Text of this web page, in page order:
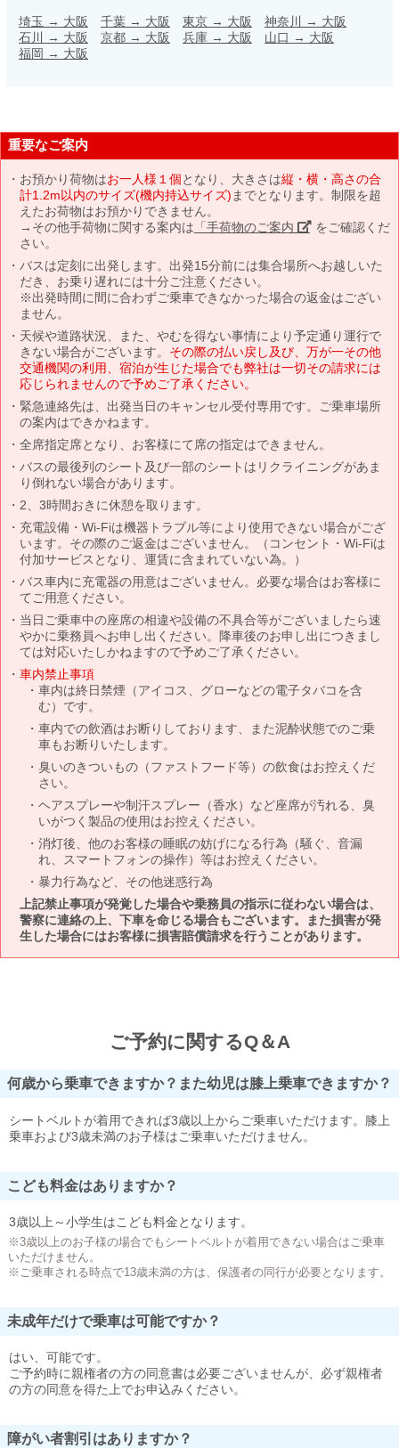
埼玉 → 大阪 千葉 → 大阪 東京 → 大阪 神奈川 → 大阪
石川 → 大阪 京都 → 大阪 兵庫 → 大阪 山口 → 大阪
福岡 → 大阪
重要なご案内
お預かり荷物はお一人様１個となり、大きさは縦・横・高さの合
計1.2m以内のサイズ(機内持込サイズ) までとなります。制限を超
えたお荷物はお預かりできません。
→その他手荷物に関する案内は 「手荷物のご案内」 をご確認くだ
さい。
バスは定刻に出発します。出発15分前には集合場所へお越しいた
だき、お乗り遅れには十分ご注意ください。
※出発時間に間に合わずご乗車できなかった場合の返金はござい
ません。
天候や道路状況、また、やむを得ない事情により予定通り運行で
きない場合がございます。 その際の払い戻し及び、万が一その他
交通機関の利用、宿泊が生じた場合でも弊社は一切その請求には
応じられませんので予めご了承ください。
緊急連絡先は、出発当日のキャンセル受付専用です。ご乗車場所
の案内はできかねます。
全席指定席となり、お客様にて席の指定はできません。
バスの最後列のシート及び一部のシートはリクライニングがあま
り倒れない場合があります。
2、3時間おきに休憩を取ります。
充電設備・Wi-Fiは機器トラブル等により使用できない場合がござ
います。その際のご返金はございません。（コンセント・Wi-Fiは
付加サービスとなり、運賃に含まれていない為。）
バス車内に充電器の用意はございません。必要な場合はお客様に
てご用意ください。
当日ご乗車中の座席の相違や設備の不具合等がございましたら速
やかに乗務員へお申し出ください。降車後のお申し出につきまし
ては対応いたしかねますので予めご了承ください。
車内禁止事項
車内は終日禁煙（アイコス、グローなどの電子タバコを含
む）です。
車内での飲酒はお断りしております、また泥酔状態でのご乗
車もお断りいたします。
臭いのきついもの（ファストフード等）の飲食はお控えくだ
さい。
ヘアスプレーや制汗スプレー（香水）など座席が汚れる、臭
いがつく製品の使用はお控えください。
消灯後、他のお客様の睡眠の妨げになる行為（騒ぐ、音漏
れ、スマートフォンの操作）等はお控えください。
暴力行為など、その他迷惑行為
上記禁止事項が発覚した場合や乗務員の指示に従わない場合は、
警察に連絡の上、下車を命じる場合もございます。また損害が発
生した場合にはお客様に損害賠償請求を行うことがあります。
ご予約に関するQ＆A
何歳から乗車できますか？また幼児は膝上乗車できますか？
シートベルトが着用できれば3歳以上からご乗車いただけます。膝上
乗車および3歳未満のお子様はご乗車いただけません。
こども料金はありますか？
3歳以上～小学生はこども料金となります。
※3歳以上のお子様の場合でもシートベルトが着用できない場合はご乗車
いただけません。
※ご乗車される時点で13歳未満の方は、保護者の同行が必要となります。
未成年だけで乗車は可能ですか？
はい、可能です。
ご予約時に親権者の方の同意書は必要ございませんが、必ず親権者
の方の同意を得た上でお申込みください。
障がい者割引はありますか？